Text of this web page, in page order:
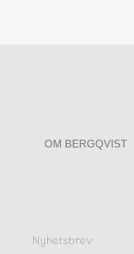
OM BERGQVIST
Nyhetsbrev